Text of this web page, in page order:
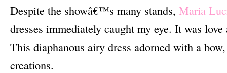
Despite the showâ€™s many stands, Maria
dresses immediately caught my eye. It was
This diaphanous airy dress adorned with a
creations.